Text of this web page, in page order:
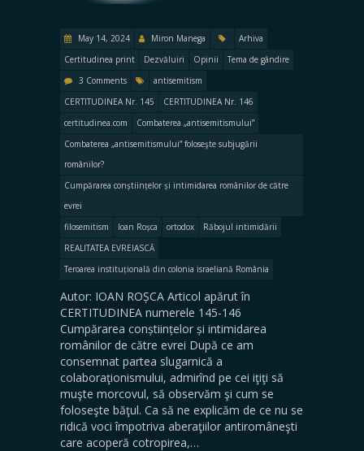
May 14, 2024 Miron Manega
Arhiva
Certitudinea print
Dezvăluiri Opinii
Tema de gândire
3 Comments
antisemitism
CERTITUDINEA Nr. 145
CERTITUDINEA Nr. 146
certitudinea.com
Combaterea „antisemitismului”
Combaterea „antisemitismului” foloseşte subjugării
românilor?
Cumpărarea conștiințelor și intimidarea românilor de către
evrei
filosemitism
Ioan Roșca ortodox
Răbojul intimidării
REALITATEA EVREIASCĂ
Teroarea instituțională din colonia israeliană România
Autor: IOAN ROȘCA Articol apărut în
CERTITUDINEA numerele 145-146
Cumpărarea conștiințelor și intimidarea
românilor de către evrei După ce am
consemnat partea slugarnică a
colaboraţionismului, admirînd pe cei iţiţi să
muşte morcovul, să observăm şi cum se
foloseşte băţul. Ca să ne explicăm de ce nu se
ridică voci împotriva aberaţiilor antiromâneşti
care acoperă cotropirea,…